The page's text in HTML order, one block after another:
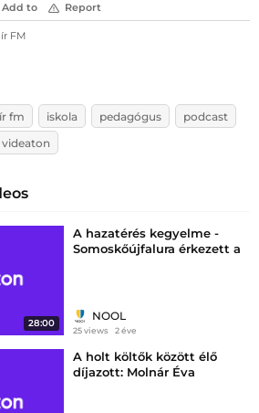
Add to Report
FM
fm iskola pedagógus
podcast
videaton
28:00
A hazatérés kegyelme -
Somoskőújfalura érkezett a
NOOL
25 views 2 éve
A holt költők között élő
díjazott: Molnár Éva